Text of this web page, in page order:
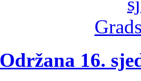
Održana 16.